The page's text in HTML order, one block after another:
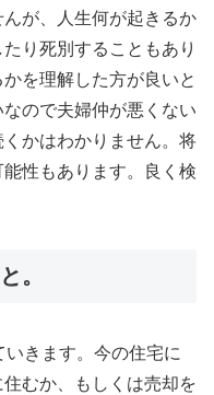
が、人生何が起きるか
り死別することもあり
を理解した方が良いと
ので夫婦仲が悪くない
かはわかりません。将
性もあります。良く検
。
きます。今の住宅に
むか、もしくは売却を